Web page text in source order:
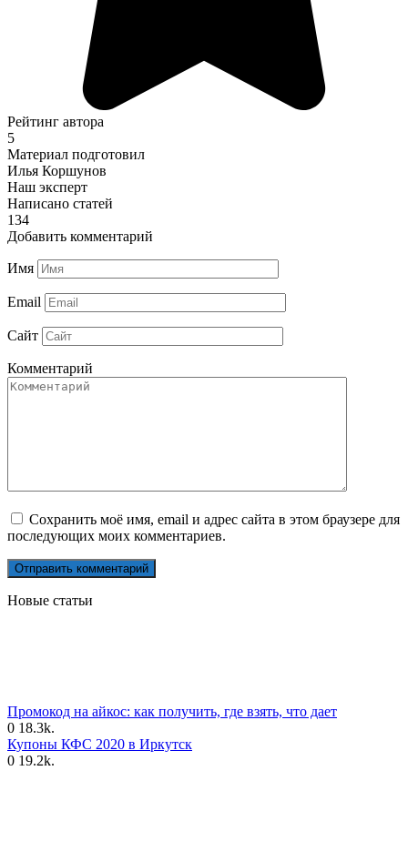
Рейтинг автора
5
Материал подготовил
Илья Коршунов
Наш эксперт
Написано статей
134
Добавить комментарий
Имя
Email
Сайт
Комментарий
Сохранить моё имя, email и адрес сайта в этом браузере для
последующих моих комментариев.
Новые статьи
Промокод на айкос: как получить, где взять, что дает
0 18.3k.
Купоны КФС 2020 в Иркутск
0 19.2k.